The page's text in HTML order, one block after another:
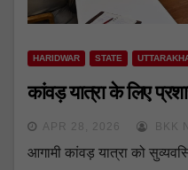
HARIDWAR STATE
कांवड़ यात्रा के लिए
APR 28, 2026 BKK
आगामी कांवड़ यात्रा को